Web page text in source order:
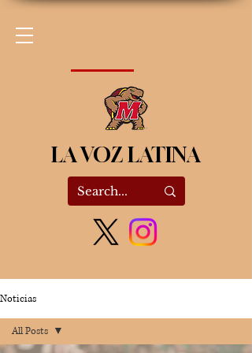
LA VOZ LATINA
Noticias
All Posts